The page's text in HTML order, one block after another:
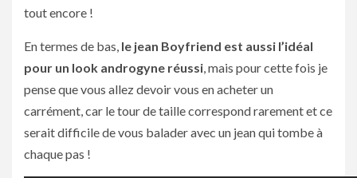
tout encore !
En termes de bas, le jean Boyfriend est aussi l’idéal
pour un look androgyne réussi, mais pour cette fois je
pense que vous allez devoir vous en acheter un
carrément, car le tour de taille correspond rarement et ce
serait difficile de vous balader avec un jean qui tombe à
chaque pas !